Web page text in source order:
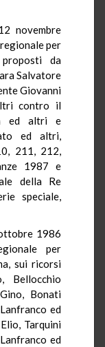
novembre
per
da
Salvatore
Giovanni
contro il
ed altri e
ed altri,
211, 212,
1987 e
della Re
speciale,
1986
per
sui ricorsi
Bellocchio
Bonati
ed
Tarquini
ed